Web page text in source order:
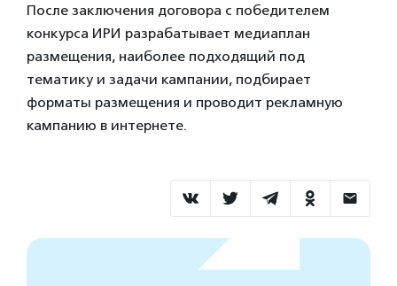
После заключения договора с победителем
конкурса ИРИ разрабатывает медиаплан
размещения, наиболее подходящий под
тематику и задачи кампании, подбирает
форматы размещения и проводит рекламную
кампанию в интернете.